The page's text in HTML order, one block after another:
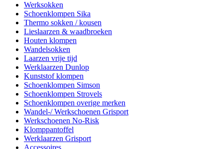
Werksokken
Schoenklompen Sika
Thermo sokken / kousen
Lieslaarzen & waadbroeken
Houten klompen
Wandelsokken
Laarzen vrije tijd
Werklaarzen Dunlop
Kunststof klompen
Schoenklompen Simson
Schoenklompen Strovels
Schoenklompen overige merken
Wandel-/ Werkschoenen Grisport
Werkschoenen No-Risk
Klomppantoffel
Werklaarzen Grisport
Accessoires